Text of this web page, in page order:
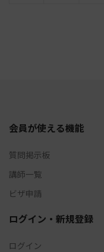
会員が使える機能
質問掲示板
講師一覧
ビザ申請
ログイン・新規登録
ログイン